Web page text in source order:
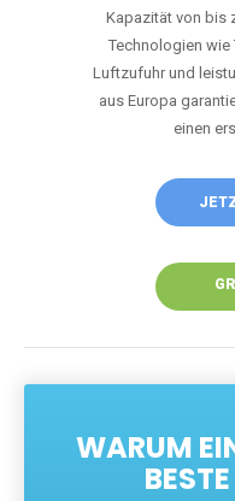
Kapazität von bis
Technologien wie
Luftzufuhr und
aus Europa
einen
WARUM